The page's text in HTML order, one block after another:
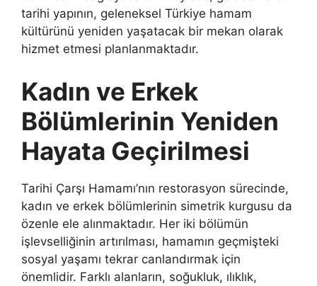
tarihi yapının, geleneksel Türkiye hamam
kültürünü yeniden yaşatacak bir mekan olarak
hizmet etmesi planlanmaktadır.
Kadın ve Erkek
Bölümlerinin Yeniden
Hayata Geçirilmesi
Tarihi Çarşı Hamamı’nın restorasyon sürecinde,
kadın ve erkek bölümlerinin simetrik kurgusu da
özenle ele alınmaktadır. Her iki bölümün
işlevselliğinin artırılması, hamamın geçmişteki
sosyal yaşamı tekrar canlandırmak için
önemlidir. Farklı alanların, soğukluk, ılıklık,